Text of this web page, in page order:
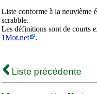
Liste conforme à la neuvième
scrabble.
Les définitions sont de courts
1Mot.net
.
Liste précédente